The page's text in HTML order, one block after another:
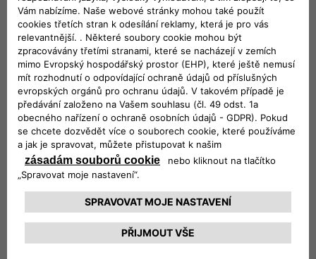
Městské radovánky
Projíždějte městem s rukama na koženém multifunkčním